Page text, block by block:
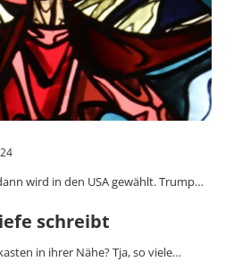
wird in den USA gewählt. Trump…
schreibt
in ihrer Nähe? Tja, so viele…